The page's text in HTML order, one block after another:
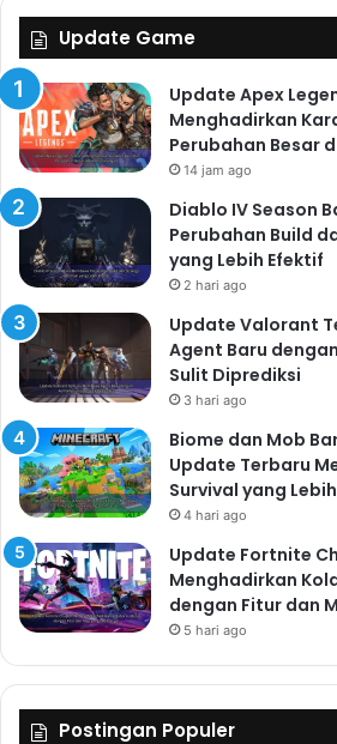
Update Game
Update Apex
Menghadirkan
Perubahan Besar
14 jam ago
Diablo IV Season
Perubahan Build
yang Lebih Efektif
2 hari ago
Update Valorant
Agent Baru
Sulit Diprediksi
3 hari ago
Biome dan Mob
Update Terbaru
Survival yang
4 hari ago
Update Fortnite
Menghadirkan
dengan Fitur dan
5 hari ago
Postingan Populer